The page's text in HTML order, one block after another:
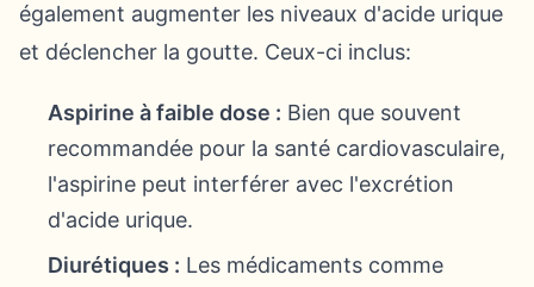
également augmenter les niveaux d'acide urique
et déclencher la goutte. Ceux-ci inclus:
Aspirine à faible dose : Bien que souvent
recommandée pour la santé cardiovasculaire,
l'aspirine peut interférer avec l'excrétion
d'acide urique.
Diurétiques : Les médicaments comme